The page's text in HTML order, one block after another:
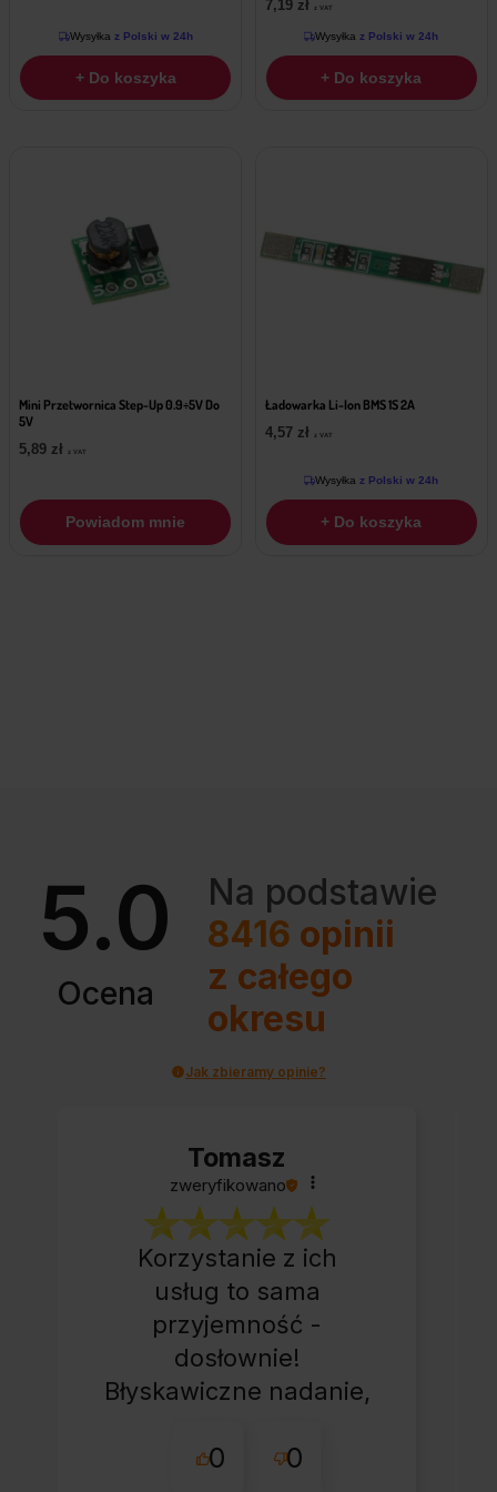
Wysyłka z Polski w 24h
+ Do koszyka
7,19 zł z VAT
Wysyłka z Polski w 24h
+ Do koszyka
Mini Przetwornica Step-Up 0.9÷5V Do
5V
5,89 zł z VAT
Powiadom mnie
Ładowarka Li-Ion BMS 1S 2A
4,57 zł z VAT
Wysyłka z Polski w 24h
+ Do koszyka
5.0
Ocena
Na podstawie
8416 opinii
z całego
okresu
Jak zbieramy opinie?
Tomasz
zweryfikowano
Korzystanie z ich
usług to sama
przyjemność -
dosłownie!
Błyskawiczne nadanie,
starannie
0 0